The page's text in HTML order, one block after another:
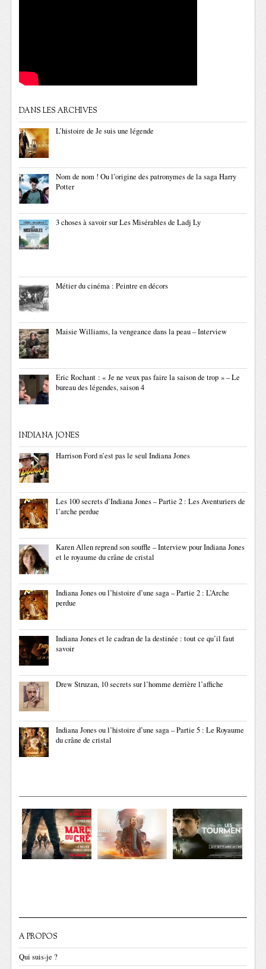
DANS LES ARCHIVES
L’histoire de Je suis une légende
Nom de nom ! Ou l’origine des patronymes de la saga Harry
Potter
3 choses à savoir sur Les Misérables de Ladj Ly
Métier du cinéma : Peintre en décors
Maisie Williams, la vengeance dans la peau – Interview
Eric Rochant : « Je ne veux pas faire la saison de trop » – Le
bureau des légendes, saison 4
INDIANA JONES
Harrison Ford n’est pas le seul Indiana Jones
Les 100 secrets d’Indiana Jones – Partie 2 : Les Aventuriers de
l’arche perdue
Karen Allen reprend son souffle – Interview pour Indiana Jones
et le royaume du crâne de cristal
Indiana Jones ou l’histoire d’une saga – Partie 2 : L’Arche
perdue
Indiana Jones et le cadran de la destinée : tout ce qu’il faut
savoir
Drew Struzan, 10 secrets sur l’homme derrière l’affiche
Indiana Jones ou l’histoire d’une saga – Partie 5 : Le Royaume
du crâne de cristal
A PROPOS
Qui suis-je ?